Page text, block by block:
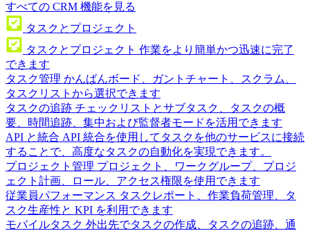
すべての CRM 機能を見る
タスクとプロジェクト
タスクとプロジェクト 作業をより簡単かつ迅速に完了
できます
タスク管理 かんばんボード、ガントチャート、スクラム、
タスクリストから選択できます
タスクの追跡 チェックリストとサブタスク、タスクの概
要、時間追跡、集中および監督者モードを活用できます
API と統合 API 統合を使用してタスクを他のサービスに接続
することで、高度なタスクの自動化を実現できます。
プロジェクト管理 プロジェクト、ワークグループ、プロジ
ェクト計画、ロール、アクセス権限を使用できます
従業員パフォーマンス タスクレポート、作業負荷管理、タ
スク生産性と KPI を利用できます
モバイルタスク 外出先でタスクの作成、タスクの追跡、通